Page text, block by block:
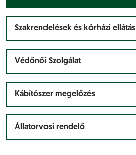
Szakrendelések és kórházi ellátás
Védőnői Szolgálat
Kábítószer megelőzés
Állatorvosi rendelő